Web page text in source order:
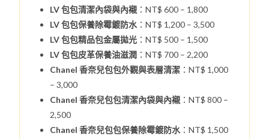
LV 包包清潔內袋與內襯 ：NT$ 600 – 1,800
LV 包包保養除霉鍍防水 ：NT$ 1,200 – 3,500
LV 包包精品包金屬拋光 ：NT$ 500 – 1,500
LV 包包皮革保養油滋潤 ：NT$ 700 – 2,200
Chanel 香奈兒包包外觀與表層清潔 ：NT$ 1,000
– 3,000
Chanel 香奈兒包包清潔內袋與內襯 ：NT$ 800 –
2,500
Chanel 香奈兒包包保養除霉鍍防水 ：NT$ 1,500